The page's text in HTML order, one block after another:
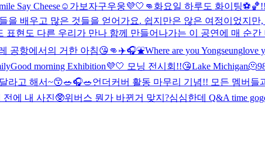
Say Cheese☺️ 가보자구우웅💜🤍👊 화요일 하루도 화이팅
을 배우고 많은 것들을 얻어가요. 쉽지만은 않은 여정이었지
현도 다른 우리가 만나 함께 만들어나가는 이 공연에 매 순
공항에서의 거한 아침😘👊 ✈️🎧⛲️Where are you Yongseunglove
Good morning Exhibition💜🤍 모닝 전시회!!😘Lake Michigan🫠
라고 해서~😙🥗🎧🥗언더커버 활동 마무리 기념!! 모든 멤버
전에 내 사진🥸위버스 뭔가 바뀐거 맞지?심심한데 Q&A time